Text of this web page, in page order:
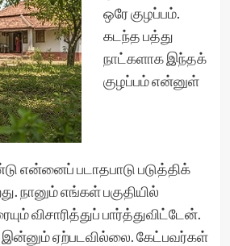
ஒரே குழப்பம்.
கடந்த பத்து
நாட்களாக இந்தக்
குழப்பம் என்னுள்
என்னைப் படாதபாடு படுத்திக்
நானும் எங்கள் பகுதியில்
விசாரித்துப் பார்த்துவிட்டேன்.
இன்னும் ஏற்படவில்லை. கேட்பவர்கள்